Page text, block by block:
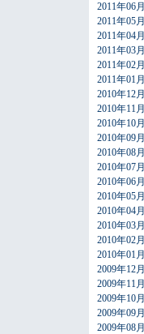
2011年06月
2011年05月
2011年04月
2011年03月
2011年02月
2011年01月
2010年12月
2010年11月
2010年10月
2010年09月
2010年08月
2010年07月
2010年06月
2010年05月
2010年04月
2010年03月
2010年02月
2010年01月
2009年12月
2009年11月
2009年10月
2009年09月
2009年08月